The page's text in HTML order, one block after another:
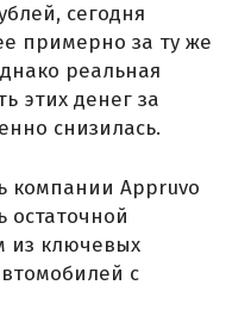
сегодня
примерно за ту же
реальная
этих денег за
снизилась.
компании Appruvo
остаточной
из ключевых
с